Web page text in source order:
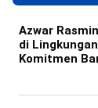
Azwar
di
Komitmen